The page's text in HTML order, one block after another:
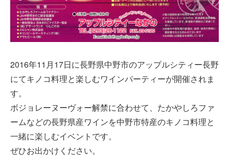
2016年11月17日に長野県中野市のアップルシティー長野
にてキノコ料理と楽しむワインパーティーが開催されま
す。
ボジョレーヌーヴォー解禁に合わせて、たかやしろファ
ームなどの長野県産ワインを中野市特産のキノコ料理と
一緒に楽しむイベントです。
ぜひお出かけください。